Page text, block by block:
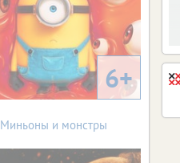
6+
Миньоны и монстры